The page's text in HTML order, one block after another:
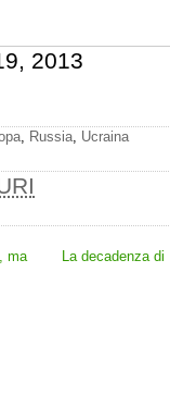
2013
, Russia, Ucraina
ma
La decadenza